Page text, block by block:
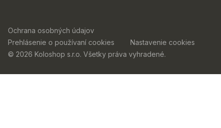
Ochrana osobných údajov
Prehlásenie o používaní cookies
Nastavenie cookies
© 2026 Koloshop s.r.o. Všetky práva vyhradené.